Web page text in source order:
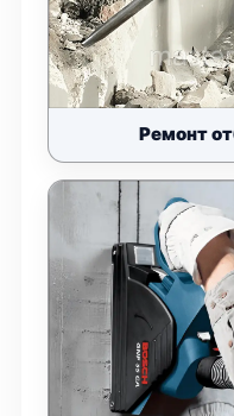
Ремонт